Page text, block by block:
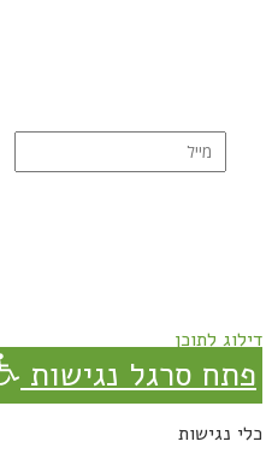
דילוג לתוכן
פתח סרגל נגישות
כלי נגישות